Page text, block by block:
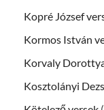
Kopré József
Kormos István
Korvaly
Kosztolányi